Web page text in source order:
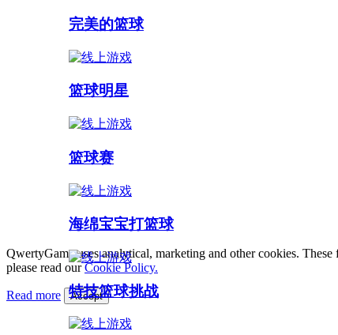
完美的篮球
篮球明星
篮球赛
海绵宝宝打篮球
特技篮球挑战
QwertyGame uses analytical, marketing and other cookies.
please read ourCookie Policy.
Read more Accept